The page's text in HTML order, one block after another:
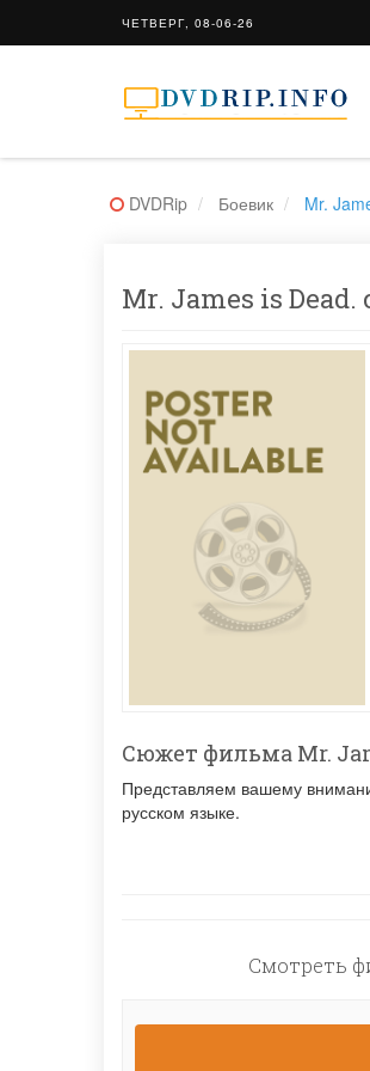
ЧЕТВЕРГ, 08-06-26
DVDRip Боевик Mr.
Mr. James is Dead.
Сюжет фильма Mr.
Представляем вашему
русском языке.
Смотреть